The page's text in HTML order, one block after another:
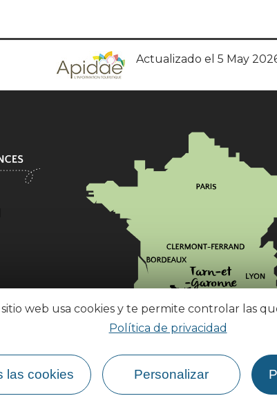
sitio web usa cookies y te permite controlar las
Política de privacidad
las cookies Personalizar
Actualizado el 5 May
¿Cómo llegar?